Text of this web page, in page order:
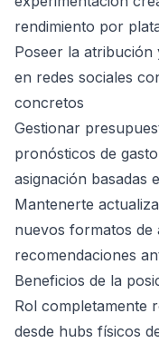
rendimiento por
Poseer la
en redes sociales
concretos
Gestionar
pronósticos de
asignación basadas
Mantenerte
nuevos formatos de
recomendaciones
Beneficios de la
Rol completamente
desde hubs físicos